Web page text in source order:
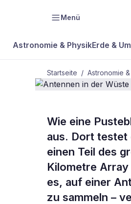
Menü
Astronomie & PhysikErde &
Startseite / Astronomie
ASTRONOMIE &
Wie eine
aus. Dort testet
einen Teil des
Kilometre
es, auf einer
zu sammeln –